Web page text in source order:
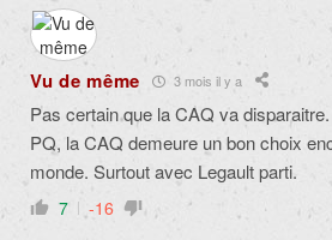
Vu de même 3 mois il y a
Pas certain que la CAQ va
PQ, la CAQ demeure un bon choix
monde. Surtout avec Legault parti.
7 -16